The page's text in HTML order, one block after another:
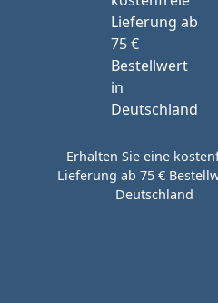
Erhalten Sie eine
Lieferung ab 75 €
Deutschland